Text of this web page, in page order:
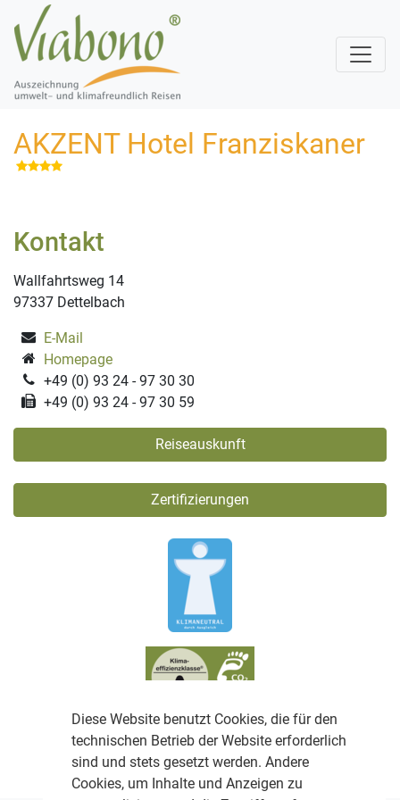
Diese Website benutzt Cookies, die für den
technischen Betrieb der Website erforderlich
sind und stets gesetzt werden. Andere
Cookies, um Inhalte und Anzeigen zu
AKZENT Hotel Franziskaner
Kontakt
Wallfahrtsweg 14
97337 Dettelbach
E-Mail
Homepage
+49 (0) 93 24 - 97 30 30
+49 (0) 93 24 - 97 30 59
Reiseauskunft
Zertifizierungen